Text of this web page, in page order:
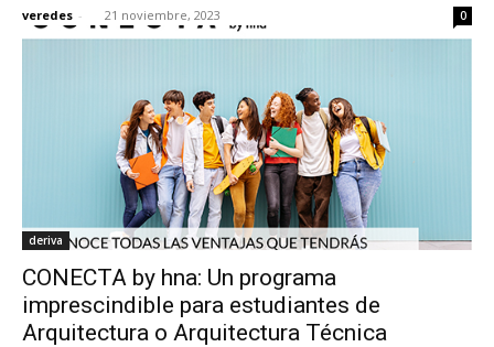
veredes - 21 noviembre, 2023 0
deriva
CONECTA by hna: Un programa
imprescindible para estudiantes de
Arquitectura o Arquitectura Técnica